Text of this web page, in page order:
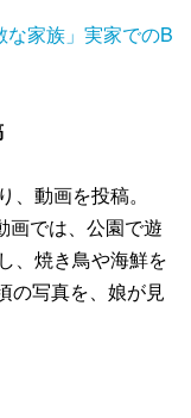
な家族」実家でのB
動画を投稿。
画では、公園で遊
、焼き鳥や海鮮を
の写真を、娘が見